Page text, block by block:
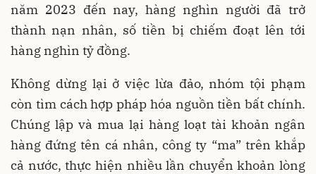
năm 2023 đến nay, hàng nghìn người đã trở
thành nạn nhân, số tiền bị chiếm đoạt lên tới
hàng nghìn tỷ đồng.
Không dừng lại ở việc lừa đảo, nhóm tội phạm
còn tìm cách hợp pháp hóa nguồn tiền bất chính.
Chúng lập và mua lại hàng loạt tài khoản ngân
hàng đứng tên cá nhân, công ty “ma” trên khắp
cả nước, thực hiện nhiều lần chuyển khoản lòng